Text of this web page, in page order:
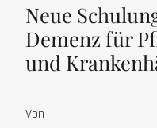
Neue
Demenz für
und
Von